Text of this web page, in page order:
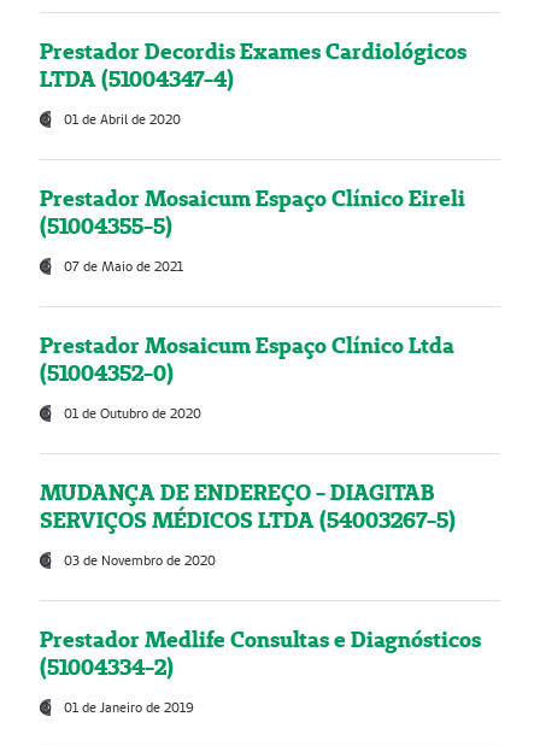
Prestador Decordis Exames Cardiológicos
LTDA (51004347-4)
01 de Abril de 2020
Prestador Mosaicum Espaço Clínico Eireli
(51004355-5)
07 de Maio de 2021
Prestador Mosaicum Espaço Clínico Ltda
(51004352-0)
01 de Outubro de 2020
MUDANÇA DE ENDEREÇO - DIAGITAB
SERVIÇOS MÉDICOS LTDA (54003267-5)
03 de Novembro de 2020
Prestador Medlife Consultas e Diagnósticos
(51004334-2)
01 de Janeiro de 2019